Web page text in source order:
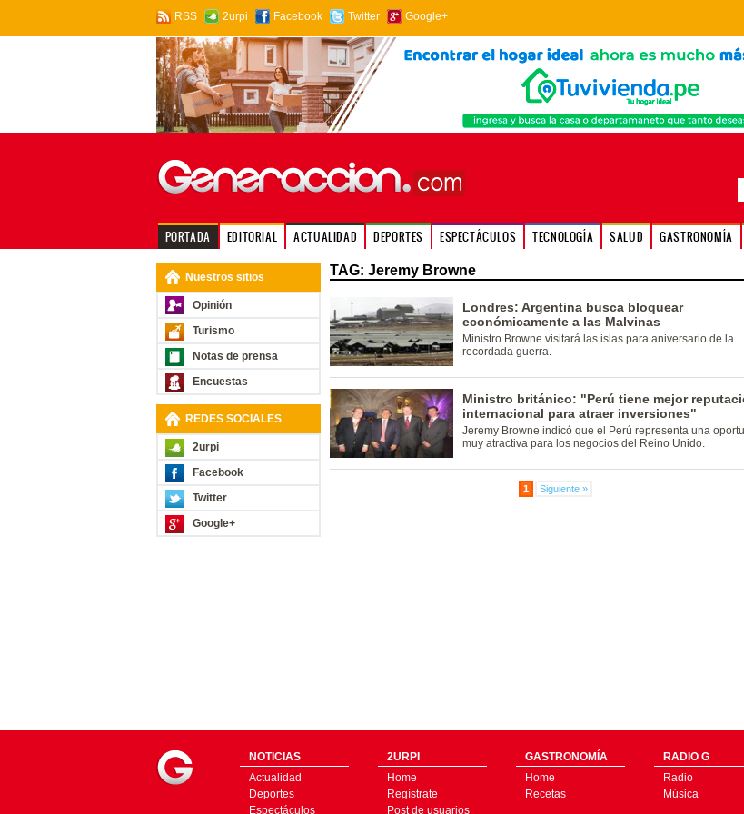
RSS 2urpi Facebook Twitter Google+
PORTADA EDITORIAL ACTUALIDAD DEPORTES ESPECTÁCULOS TECNOLOGÍA SALUD GASTRONOMÍA
Nuestros sitios
Opinión
Turismo
Notas de prensa
Encuestas
REDES SOCIALES
2urpi
Facebook
Twitter
Google+
TAG: Jeremy Browne
Londres: Argentina busca bloquear
económicamente a las Malvinas
Ministro Browne visitará las islas para aniversario de la
recordada guerra.
Ministro británico: "Perú tiene mejor
internacional para atraer inversiones"
Jeremy Browne indicó que el Perú representa una
muy atractiva para los negocios del Reino Unido.
1 Siguiente »
NOTICIAS
Actualidad
Deportes
Espectáculos
2URPI
Home
Regístrate
Post de usuarios
GASTRONOMÍA
Home
Recetas
RADIO G
Radio
Música